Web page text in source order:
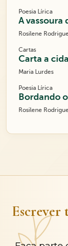
Poesia Lírica
A vassoura
Rosilene
Cartas
Carta a
Maria Lurdes
Poesia Lírica
Bordando
Rosilene
Escrever